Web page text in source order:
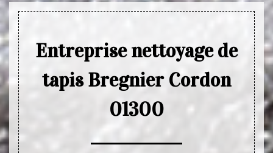
Entreprise nettoyage de
tapis Bregnier Cordon
01300